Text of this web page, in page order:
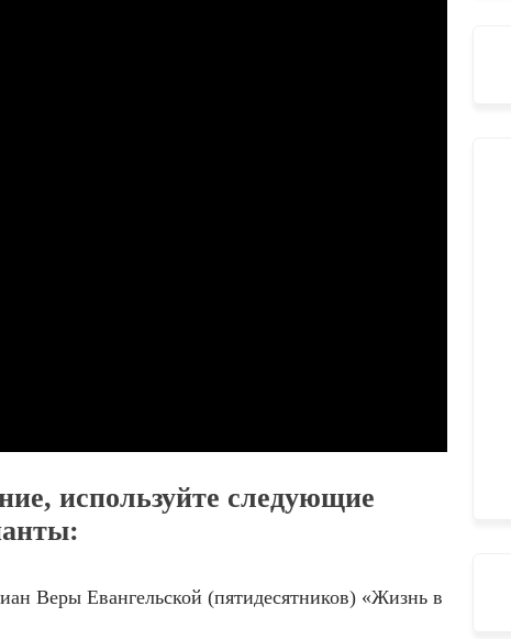
используйте следующие
Веры Евангельской (пятидесятников) «Жизнь в